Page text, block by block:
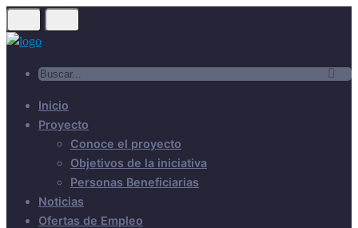
Inicio
Proyecto
Conoce el proyecto
Objetivos de la iniciativa
Personas Beneficiarias
Noticias
Ofertas de Empleo